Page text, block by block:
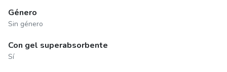
Género
Sin género
Con gel superabsorbente
Sí